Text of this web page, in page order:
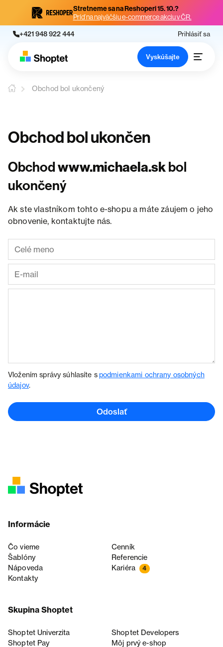
Stretneme sa na Reshoperi 15. 10.?
Príď na najväčšiu e-commerce akciu v ČR.
+421 948 922 444 Prihlásiť sa
Vyskúšajte
Obchod bol ukončený
Obchod bol ukončen
Obchodwww.michaela.skbol
ukončený
Ak ste vlastníkom tohto e-shopu a máte záujem o jeho
obnovenie, kontaktujte nás.
Vložením správy súhlasíte spodmienkami ochrany osobných
údajov.
Odoslať
Informácie
Čo vieme
Cenník
Šablóny
Referencie
Nápoveda
Kariéra 4
Kontakty
Skupina Shoptet
Shoptet Univerzita
Shoptet Developers
Shoptet Pay
Môj prvý e-shop